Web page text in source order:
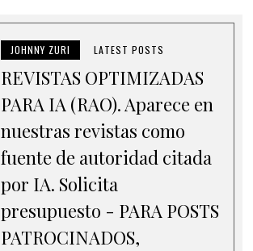
JOHNNY ZURI LATEST POSTS
REVISTAS OPTIMIZADAS
PARA IA (RAO). Aparece en
nuestras revistas como
fuente de autoridad citada
por IA. Solicita
presupuesto - PARA POSTS
PATROCINADOS,